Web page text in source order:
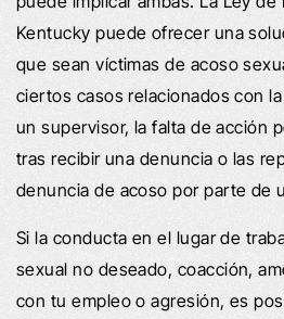
Kentucky puede ofrecer una
que sean víctimas de acoso
ciertos casos relacionados con
un supervisor, la falta de acción
tras recibir una denuncia o las
denuncia de acoso por parte de
Si la conducta en el lugar de
sexual no deseado, coacción,
con tu empleo o agresión, es